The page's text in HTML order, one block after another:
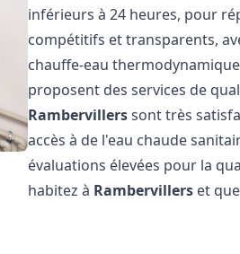
inférieurs à 24 heures, pour
compétitifs et transparents,
chauffe-eau
proposent des services de
Rambervillerssont très
accès à de l'eau chaude
évaluations élevées pour la
habitez à Rambervillers et